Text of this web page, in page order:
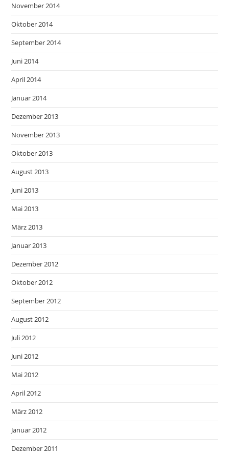
November 2014
Oktober 2014
September 2014
Juni 2014
April 2014
Januar 2014
Dezember 2013
November 2013
Oktober 2013
August 2013
Juni 2013
Mai 2013
März 2013
Januar 2013
Dezember 2012
Oktober 2012
September 2012
August 2012
Juli 2012
Juni 2012
Mai 2012
April 2012
März 2012
Januar 2012
Dezember 2011